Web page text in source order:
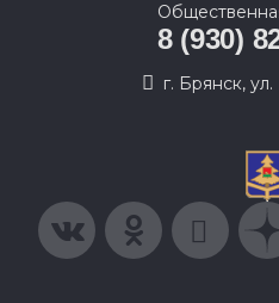
8 (930)
г. Брянск, ул.